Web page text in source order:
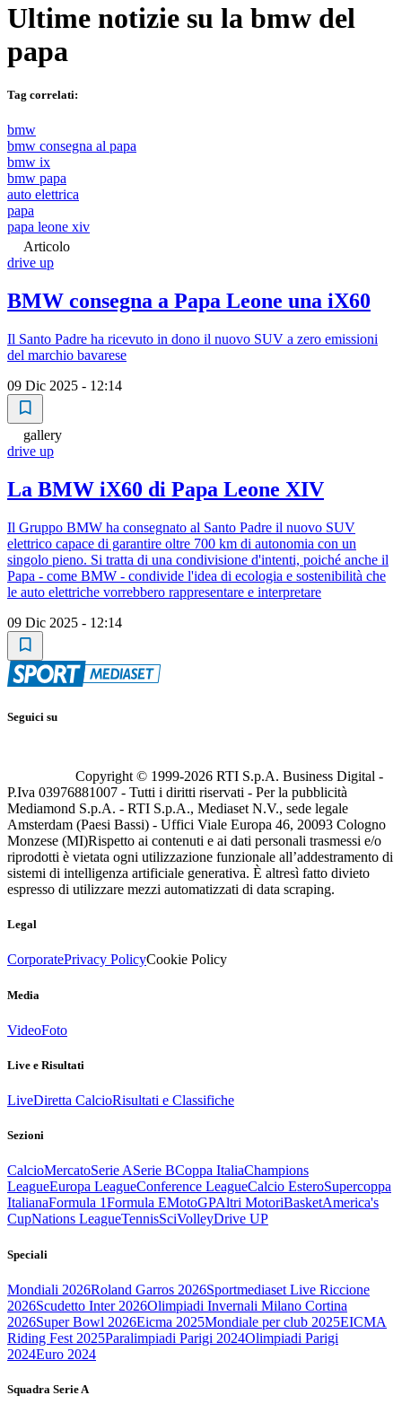
Ultime notizie su la bmw del
papa
Tag correlati:
bmw
bmw consegna al papa
bmw ix
bmw papa
auto elettrica
papa
papa leone xiv
Articolo
drive up
BMW consegna a Papa Leone una iX60
Il Santo Padre ha ricevuto in dono il nuovo SUV a zero emissioni
del marchio bavarese
09 Dic 2025 - 12:14
gallery
drive up
La BMW iX60 di Papa Leone XIV
Il Gruppo BMW ha consegnato al Santo Padre il nuovo SUV
elettrico capace di garantire oltre 700 km di autonomia con un
singolo pieno. Si tratta di una condivisione d'intenti, poiché anche il
Papa - come BMW - condivide l'idea di ecologia e sostenibilità che
le auto elettriche vorrebbero rappresentare e interpretare
09 Dic 2025 - 12:14
Seguici su
Copyright © 1999-2026 RTI S.p.A. Business Digital -
P.Iva 03976881007 - Tutti i diritti riservati - Per la pubblicità
Mediamond S.p.A. - RTI S.p.A., Mediaset N.V., sede legale
Amsterdam (Paesi Bassi) - Uffici Viale Europa 46, 20093 Cologno
Monzese (MI)Rispetto ai contenuti e ai dati personali trasmessi e/o
riprodotti è vietata ogni utilizzazione funzionale all’addestramento di
sistemi di intelligenza artificiale generativa. È altresì fatto divieto
espresso di utilizzare mezzi automatizzati di data scraping.
Legal
CorporatePrivacy PolicyCookie Policy
Media
VideoFoto
Live e Risultati
LiveDiretta CalcioRisultati e Classifiche
Sezioni
CalcioMercatoSerie ASerie BCoppa ItaliaChampions
LeagueEuropa LeagueConference LeagueCalcio EsteroSupercoppa
ItalianaFormula 1Formula EMotoGPAltri MotoriBasketAmerica's
CupNations LeagueTennisSciVolleyDrive UP
Speciali
Mondiali 2026Roland Garros 2026Sportmediaset Live Riccione
2026Scudetto Inter 2026Olimpiadi Invernali Milano Cortina
2026Super Bowl 2026Eicma 2025Mondiale per club 2025EICMA
Riding Fest 2025Paralimpiadi Parigi 2024Olimpiadi Parigi
2024Euro 2024
Squadra Serie A